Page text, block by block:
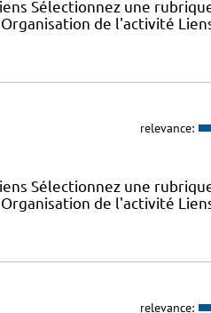
Sélectionnez une
de l'activité
relevance:
Sélectionnez une
de l'activité
relevance: